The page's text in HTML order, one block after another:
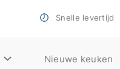
Snelle levertijd
Nieuwe keuken